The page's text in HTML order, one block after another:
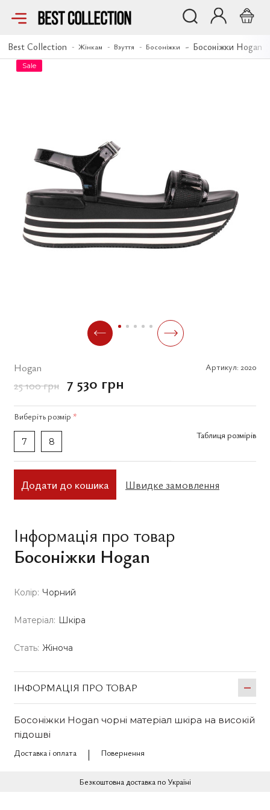
Best Collection Жінкам Взуття Босоніжки Босоніжки Hogan
Босоніжки Hogan
Sale
Hogan Артикул: 2020
25 100 грн 7 530 грн
Виберіть розмір *
7 8
Таблиця розмірів
Додати до кошика Швидке замовлення
Інформація про товар
Босоніжки Hogan
Колір: Чорний
Матеріал: Шкіра
Стать: Жіноча
ІНФОРМАЦІЯ ПРО ТОВАР
Босоніжки Hogan чорні матеріал шкіра на високій
підошві
Доставка і оплата
Повернення
Безкоштовна доставка по Україні